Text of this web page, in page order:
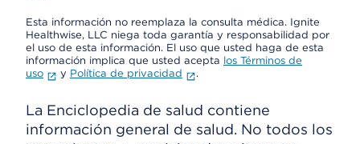
Esta información no reemplaza la consulta médica. Ignite
Healthwise, LLC niega toda garantía y responsabilidad por
el uso de esta información. El uso que usted haga de esta
información implica que usted acepta los Términos de
uso
y Política de privacidad .
La Enciclopedia de salud contiene
información general de salud. No todos los